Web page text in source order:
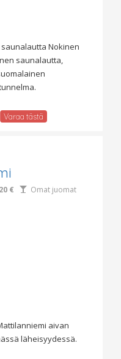
Nokinen
saunalautta,
Varaa tästä
€
Omat juomat
aivan
läheisyydessä.